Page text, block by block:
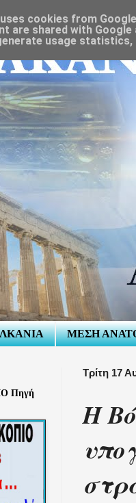
ΜΕΣΗ
Τρίτη 17
Η
Πηγή
cookies from
are shared with
usage statistics,